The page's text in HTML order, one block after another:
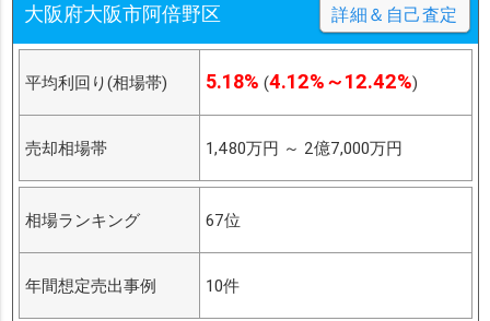
大阪府大阪市阿倍野区 詳細＆自己査定
平均利回り(相場帯) 5.18% (4.12%～12.42%)
売却相場帯 1,480万円 ～ 2億7,000万円
相場ランキング 67位
年間想定売出事例 10件